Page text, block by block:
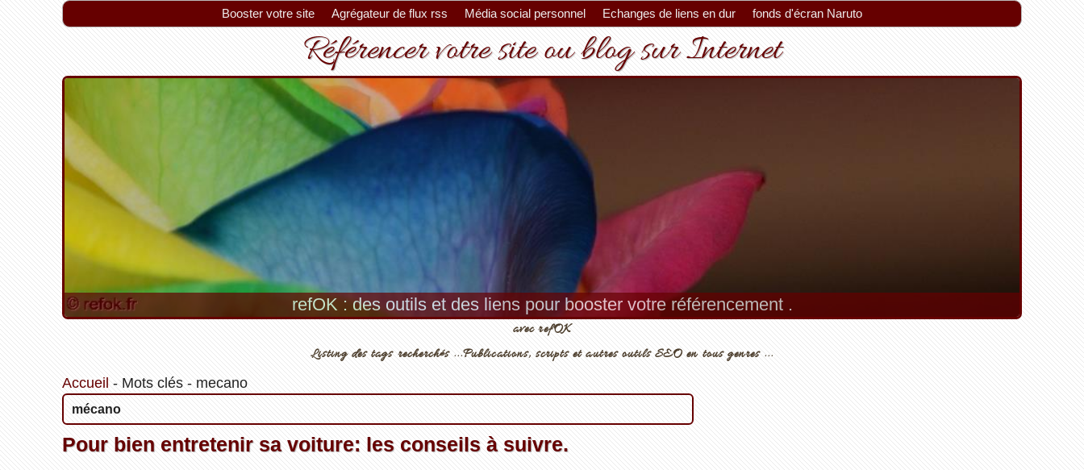
Booster votre site Agrégateur de flux rss Média social personnel Echanges de liens en dur fonds d'écran Naruto
Référencer votre site ou blog sur Internet
refOK : des outils et des liens pour booster votre référencement .
avec refOK
Listing des tags recherchés ...Publications, scripts et autres outils SEO en tous genres ...
Accueil - Mots clés- mecano
mécano
Pour bien entretenir sa voiture: les conseils à suivre.